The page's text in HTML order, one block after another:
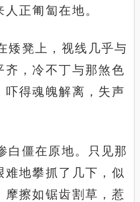
正匍匐在地。
矮凳上，视线几乎与
齐，冷不丁与那煞色
吓得魂魄解离，失声
白僵在原地。只见那
难地攀抓了几下，似
摩擦如锯齿割草，惹